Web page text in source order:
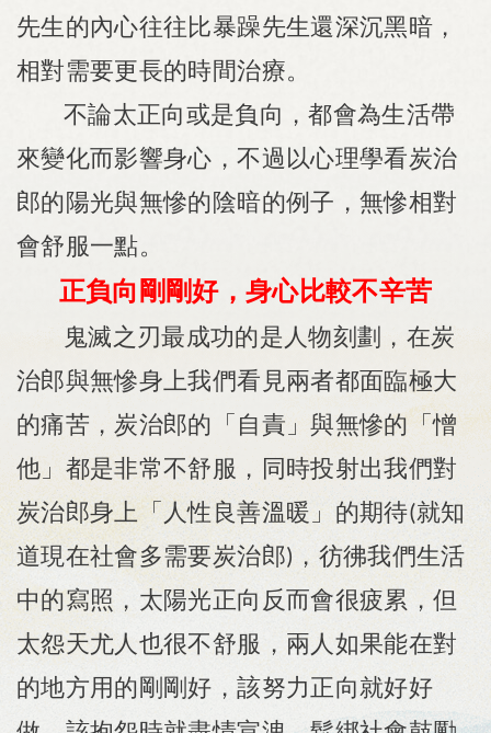
先生的內心往往比暴躁先生還深沉黑暗，
相對需要更長的時間治療。
不論太正向或是負向，都會為生活帶
來變化而影響身心，不過以心理學看炭治
郎的陽光與無慘的陰暗的例子，無慘相對
會舒服一點。
正負向剛剛好， 身心比較不辛苦
鬼滅之刃最成功的是人物刻劃，在炭
治郎與無慘身上我們看見兩者都面臨極大
的痛苦，炭治郎的「自責」與無慘的「憎
他」都是非常不舒服，同時投射出我們對
炭治郎身上「人性良善溫暖」的期待(就知
道現在社會多需要炭治郎) ，彷彿我們生活
中的寫照，太陽光正向反而會很疲累，但
太怨天尤人也很不舒服，兩人如果能在對
的地方用的剛剛好，該努力正向就好好